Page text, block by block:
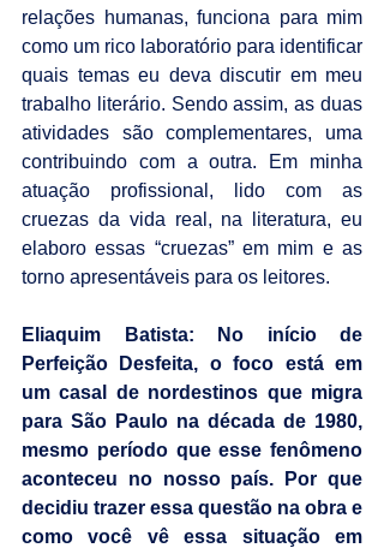
relações humanas, funciona para mim
como um rico laboratório para identificar
quais temas eu deva discutir em meu
trabalho literário. Sendo assim, as duas
atividades são complementares, uma
contribuindo com a outra. Em minha
atuação profissional, lido com as
cruezas da vida real, na literatura, eu
elaboro essas “cruezas” em mim e as
torno apresentáveis para os leitores.
Eliaquim Batista: No início de
Perfeição Desfeita, o foco está em
um casal de nordestinos que migra
para São Paulo na década de 1980,
mesmo período que esse fenômeno
aconteceu no nosso país. Por que
decidiu trazer essa questão na obra e
como você vê essa situação em